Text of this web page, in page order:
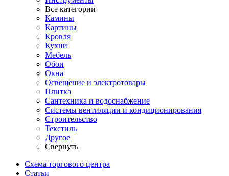
Все категории
Камины
Картины
Кровля
Кухни
Мебель
Обои
Окна
Освещение и электротовары
Плитка
Сантехника и водоснабжение
Системы вентиляции и кондиционирования
Строительство
Текстиль
Другое
Свернуть
Схема торгового центра
Статьи